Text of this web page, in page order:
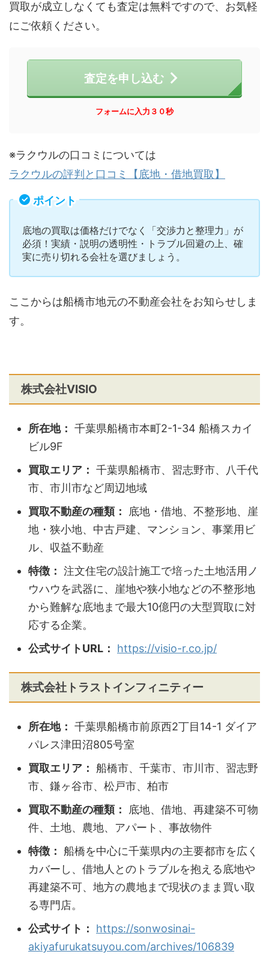
買取が成立しなくても査定は無料ですので、お気軽
にご依頼ください。
査定を申し込む
フォームに入力３０秒
※ラクウルの口コミについては
ラクウルの評判と口コミ【底地・借地買取】
ポイント
底地の買取は価格だけでなく「交渉力と整理力」が
必須！実績・説明の透明性・トラブル回避の上、確
実に売り切れる会社を選びましょう。
ここからは船橋市地元の不動産会社をお知らせしま
す。
株式会社VISIO
所在地： 千葉県船橋市本町2-1-34 船橋スカイ
ビル9F
買取エリア： 千葉県船橋市、習志野市、八千代
市、市川市など周辺地域
買取不動産の種類：
底地・借地、不整形地、崖
地・狭小地、中古戸建、マンション、事業用ビ
ル、収益不動産
特徴： 注文住宅の設計施工で培った土地活用ノ
ウハウを武器に、崖地や狭小地などの不整形地
から難解な底地まで最大10億円の大型買取に対
応する企業。
公式サイトURL：
https://visio-r.co.jp/
株式会社トラストインフィニティー
所在地： 千葉県船橋市前原西2丁目14-1 ダイア
パレス津田沼805号室
買取エリア： 船橋市、千葉市、市川市、習志野
市、鎌ヶ谷市、松戸市、柏市
買取不動産の種類：
底地、借地、再建築不可物
件、土地、農地、アパート、事故物件
特徴： 船橋を中心に千葉県内の主要都市を広く
カバーし、借地人とのトラブルを抱える底地や
再建築不可、地方の農地まで現状のまま買い取
る専門店。
公式サイト：
https://sonwosinai-
akiyafurukatsuyou.com/archives/106839